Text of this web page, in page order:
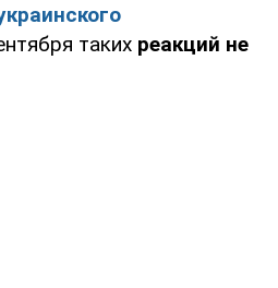
таких реакций не